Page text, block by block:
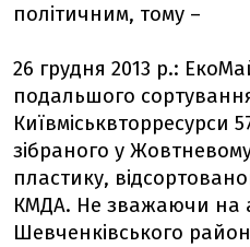
політичним, тому –
26 грудня 2013 р.:
подальшого
Київміськвторресурси
зібраного у
пластику,
КМДА. Не зважаючи на
Шевченківського